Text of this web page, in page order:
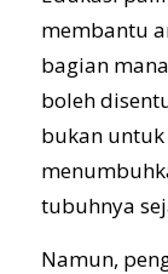
membantu
bagian
boleh
bukan
tubuhnya
Namun,